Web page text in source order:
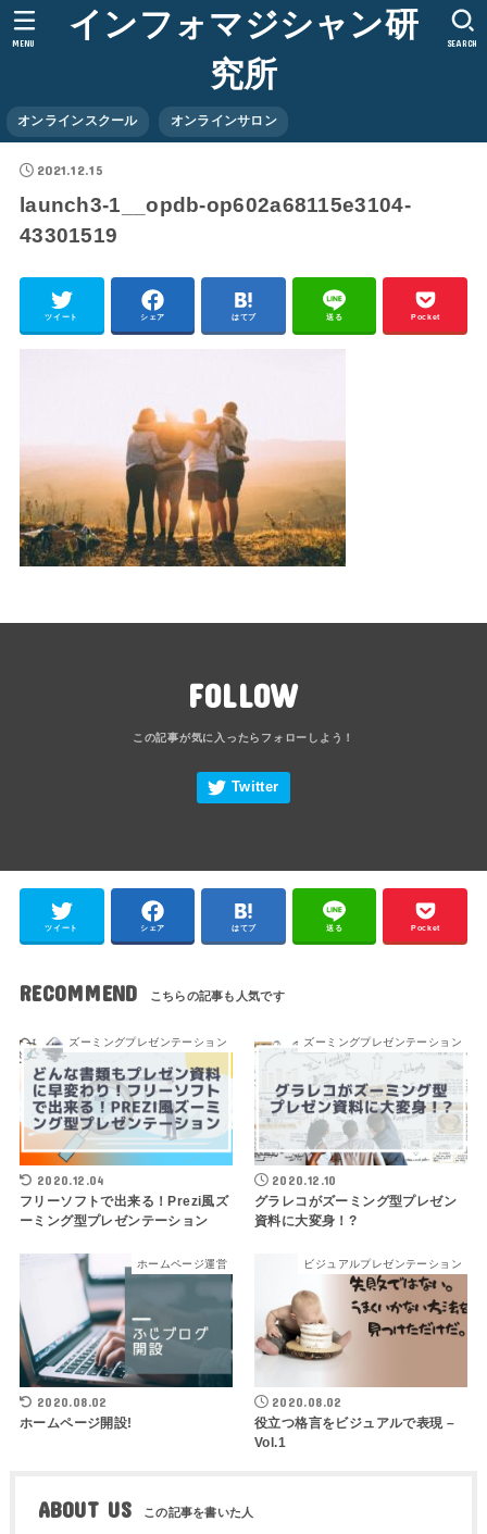
インフォマジシャン研
究所
オンラインスクール オンラインサロン
SEARCH
MENU
2021.12.15
launch3-1__opdb-op602a68115e3104-
43301519
ツイート シェア はてブ 送る Pocket
FOLLOW
ツイート シェア はてブ 送る Pocket
RECOMMEND
ズーミングプレゼンテーション
2020.12.04
フリーソフトで出来る！Prezi風ズ
ーミング型プレゼンテーション
ズーミングプレゼンテーション
2020.12.10
グラレコがズーミング型プレゼン
資料に大変身！?
ホームページ運営
2020.08.02
ホームページ開設!
ビジュアルプレゼンテーション
2020.08.02
役立つ格言をビジュアルで表現 –
Vol.1
ABOUT US